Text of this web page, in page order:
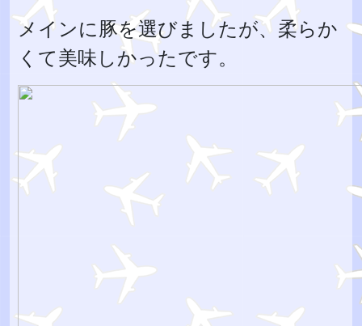
メインに豚を選びましたが、柔らか
くて美味しかったです。